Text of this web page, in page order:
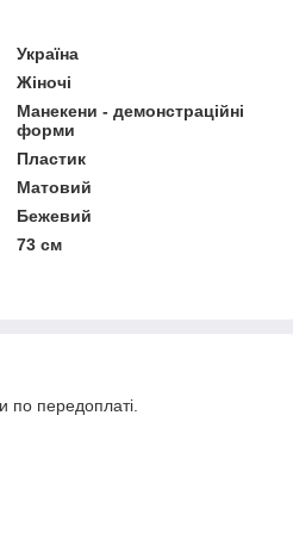
Україна
Жіночі
Манекени - демонстраційні
форми
Пластик
Матовий
Бежевий
73 см
по передоплаті.